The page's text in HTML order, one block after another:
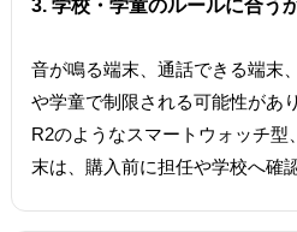
3. 学校・学童のルールに合う
音が鳴る端末、通話できる端末
や学童で制限される可能性があ
R2のようなスマートウォッチ
末は、購入前に担任や学校へ確